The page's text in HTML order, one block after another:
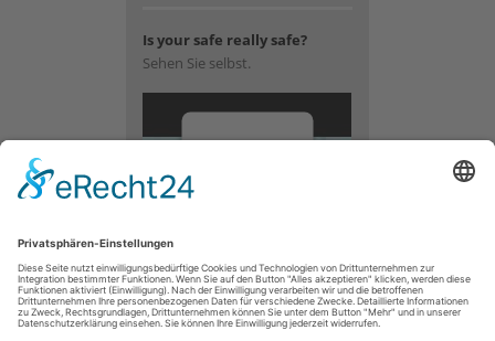
Is your safe really safe?
Sehen Sie selbst.
YouTube
Video-
Service zu